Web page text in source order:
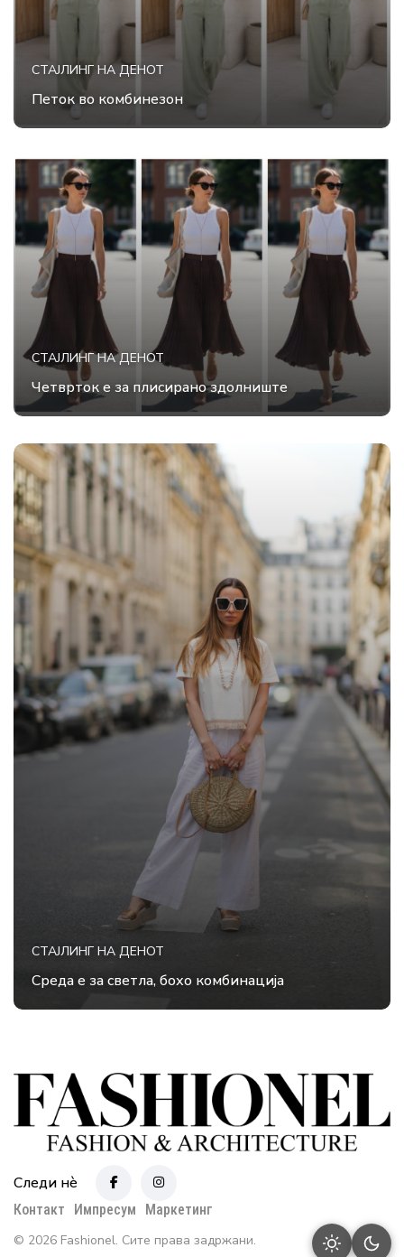
СТАЈЛИНГ НА ДЕНОТ
Петок во комбинезон
СТАЈЛИНГ НА ДЕНОТ
Четврток е за плисирано здолниште
СТАЈЛИНГ НА ДЕНОТ
Среда е за светла, бохо комбинација
Следи нè
Контакт Импресум
Маркетинг
© 2026 Fashionel. Сите права задржани.